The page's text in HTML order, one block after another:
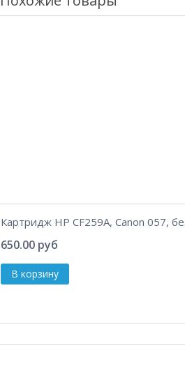
Картридж HP CF259A, Canon 057,
650.00 руб